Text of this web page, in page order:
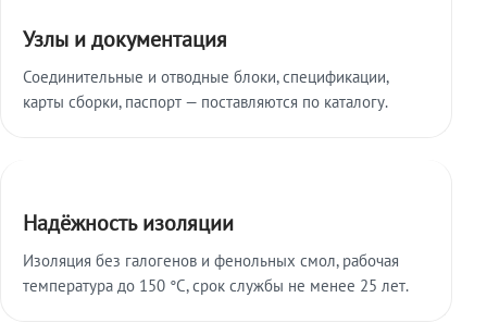
Узлы и документация
Соединительные и отводные блоки, спецификации,
карты сборки, паспорт — поставляются по каталогу.
Надёжность изоляции
Изоляция без галогенов и фенольных смол, рабочая
температура до 150 °C, срок службы не менее 25 лет.